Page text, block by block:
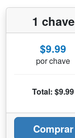
1 chave
$9.99
por chave
Total: $9.99
Comprar